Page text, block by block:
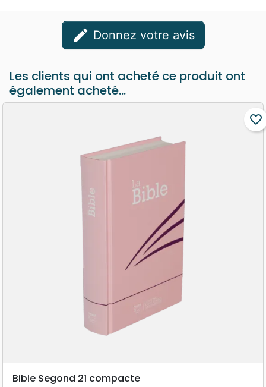
edit Donnez votre avis
Les clients qui ont acheté ce produit ont
également acheté...
favorite_border
Bible Segond 21 compacte